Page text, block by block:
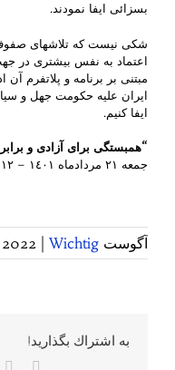
بسزائی ایفا نمودند.
شکی نيست که تلاشهای صفوف
اعتماد به نفس بيشتری در
مبتنی بر برنامه و پلاتفرم آن
ايران عليه حکومت جهل و
ايفا کنیم.
“همبستگی برای آزادی و
جمعه ٢١ مردادماه ١٤٠١ – ١٢ اگوست ٢٠٢٢
آگوست 14th, 2022 Wichtig
به اشتراك بگذاريد!